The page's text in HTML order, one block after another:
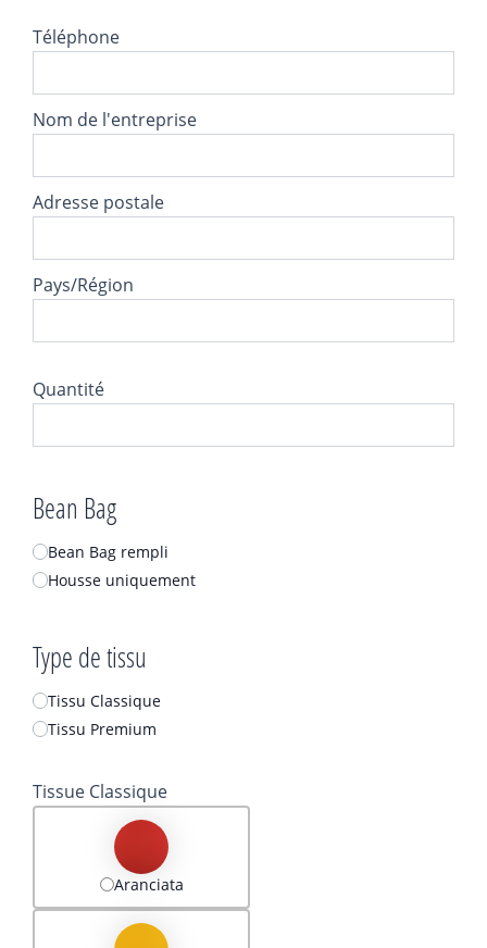
Téléphone
Nom de l'entreprise
Adresse postale
Pays/Région
Quantité
Bean Bag
Bean Bag rempli
Housse uniquement
Type de tissu
Tissu Classique
Tissu Premium
Tissue Classique
Aranciata